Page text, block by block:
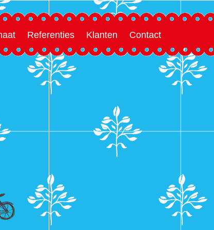
Referenties Klanten Contact